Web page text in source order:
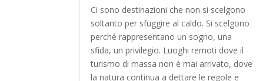
Ci sono destinazioni che non si scelgono
soltanto per sfuggire al caldo. Si scelgono
perché rappresentano un sogno, una
sfida, un privilegio. Luoghi remoti dove il
turismo di massa non è mai arrivato, dove
la natura continua a dettare le regole e